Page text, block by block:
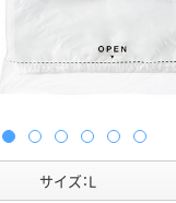
サイズ：L